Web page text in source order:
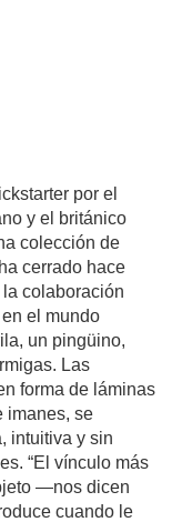
por el
y el británico
colección de
cerrado hace
colaboración
el mundo
un pingüino,
Las
forma de láminas
imanes, se
intuitiva y sin
“El vínculo más
—nos dicen
cuando le